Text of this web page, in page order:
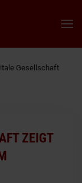
Gesellschaft
ZEIGT